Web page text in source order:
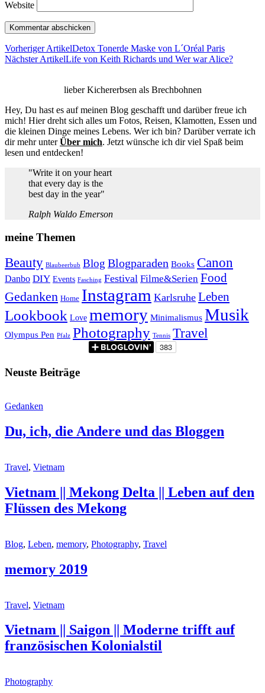
Website
Vorheriger ArtikelDetox Tonerde Maske von L´Oréal Paris
Nächster ArtikelLife von Keith Richards und Wer war Alice?
lieber Kichererbsen als Brechbohnen
Hey, Du hast es auf meinen Blog geschafft und darüber freue ich
mich! Hier dreht sich alles um Fotos, Reisen, Klamotten, Essen und
die kleinen Dinge meines Lebens. Wer ich bin? Darüber verrate ich
dir mehr unterÜber mich. Jetzt wünsche ich dir viel Spaß beim
lesen und entdecken!
"Write it on your heart
that every day is the
best day in the year"
Ralph Waldo Emerson
meine Themen
Beauty Blaubeerbub Blog Blogparaden Books Canon
Danbo DIY Events Fasching Festival Filme&Serien Food
Gedanken Home Instagram Karlsruhe Leben
Lookbook Love memory Minimalismus Musik
Olympus Pen Pfalz Photography Tennis Travel
Neuste Beiträge
Gedanken
Du, ich, die Andere und das Bloggen
Travel, Vietnam
Vietnam || Mekong Delta || Leben auf den
Flüssen des Mekong
Blog, Leben, memory, Photography, Travel
memory 2019
Travel, Vietnam
Vietnam || Saigon || Moderne trifft auf
französischen Kolonialstil
Photography